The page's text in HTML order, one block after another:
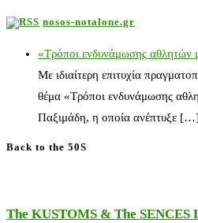
nosos-notalone.gr
«Τρόποι ενδυνάμωσης αθλητών
Με ιδιαίτερη επιτυχία
θέμα «Τρόποι ενδυνάμωσης
Παξιμάδη, η οποία ανέπτυξε […]
Back to the 50S
The KUSTOMS & The